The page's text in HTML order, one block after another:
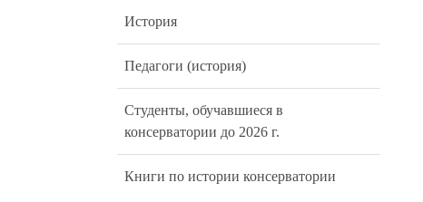
История
Педагоги (история)
Студенты, обучавшиеся в
консерватории до 2026 г.
Книги по истории консерватории